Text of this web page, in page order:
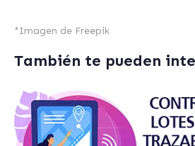
*Imagen de Freepik
También te pueden